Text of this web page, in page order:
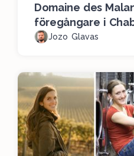
Domaine des
föregångare i
Jozo Glavas